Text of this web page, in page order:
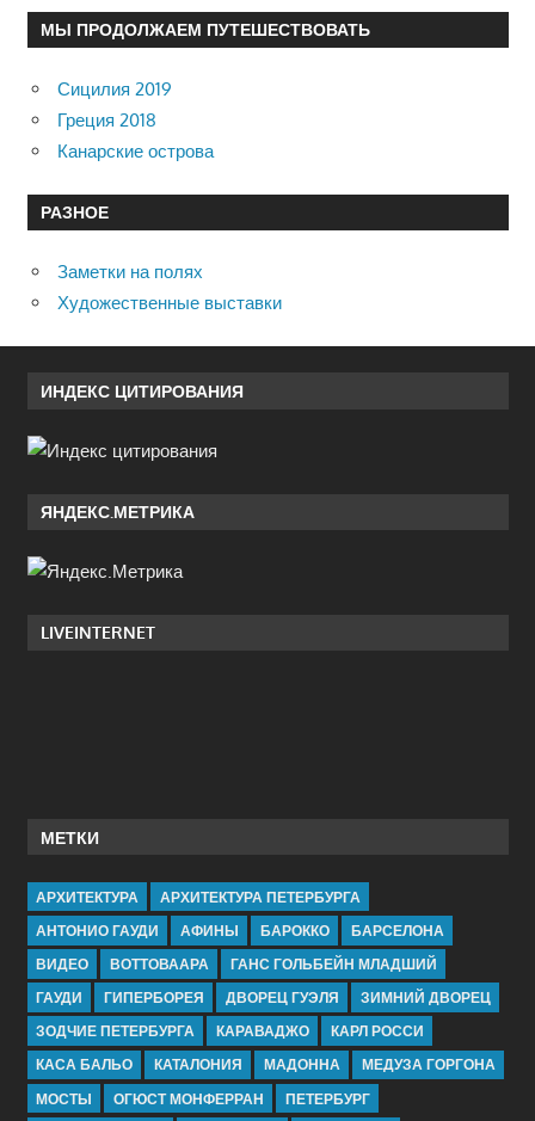
МЫ ПРОДОЛЖАЕМ ПУТЕШЕСТВОВАТЬ
Сицилия 2019
Греция 2018
Канарские острова
РАЗНОЕ
Заметки на полях
Художественные выставки
ИНДЕКС ЦИТИРОВАНИЯ
ЯНДЕКС.МЕТРИКА
LIVEINTERNET
МЕТКИ
АРХИТЕКТУРА
АРХИТЕКТУРА ПЕТЕРБУРГА
АНТОНИО ГАУДИ
АФИНЫ БАРОККО
БАРСЕЛОНА
ВИДЕО
ВОТТОВААРА
ГАНС ГОЛЬБЕЙН МЛАДШИЙ
ГАУДИ
ГИПЕРБОРЕЯ ДВОРЕЦ ГУЭЛЯ
ЗИМНИЙ ДВОРЕЦ
ЗОДЧИЕ ПЕТЕРБУРГА
КАРАВАДЖО
КАРЛ РОССИ
КАСА БАЛЬО
КАТАЛОНИЯ МАДОННА
МЕДУЗА ГОРГОНА
МОСТЫ
ОГЮСТ МОНФЕРРАН ПЕТЕРБУРГ